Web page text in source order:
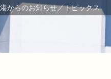
からのお知らせ／トピックス